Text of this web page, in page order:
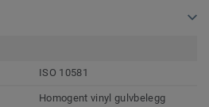
ISO 10581
Homogent vinyl gulvbelegg